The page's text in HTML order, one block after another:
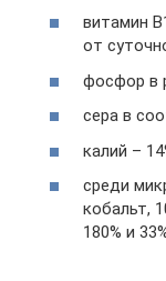
витамин
от
фосфор в
сера в
калий –
среди
кобальт,
180% и